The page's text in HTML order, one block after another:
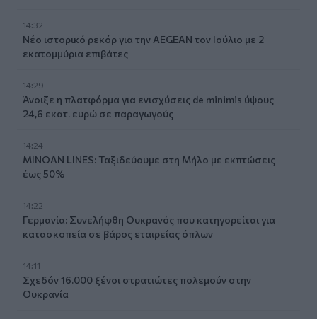
14:32
Νέο ιστορικό ρεκόρ για την AEGEAN τον Ιούλιο με 2
εκατομμύρια επιβάτες
14:29
Άνοιξε η πλατφόρμα για ενισχύσεις de minimis ύψους
24,6 εκατ. ευρώ σε παραγωγούς
14:24
MINOAN LINES: Ταξιδεύουμε στη Μήλο με εκπτώσεις
έως 50%
14:22
Γερμανία: Συνελήφθη Ουκρανός που κατηγορείται για
κατασκοπεία σε βάρος εταιρείας όπλων
14:11
Σχεδόν 16.000 ξένοι στρατιώτες πολεμούν στην
Ουκρανία